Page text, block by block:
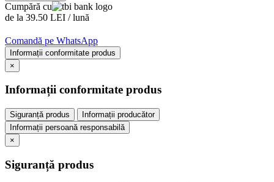
Cumpără cu
de la 39.50 LEI / lună
Comandă pe WhatsApp
Informații conformitate produs
×
Informații conformitate produs
Siguranță produs
Informații producător
Informații persoană responsabilă
×
Siguranță produs